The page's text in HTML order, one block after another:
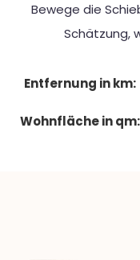
Bewege die
Schätzung,
Entfernung in km:
Wohnfläche in qm: